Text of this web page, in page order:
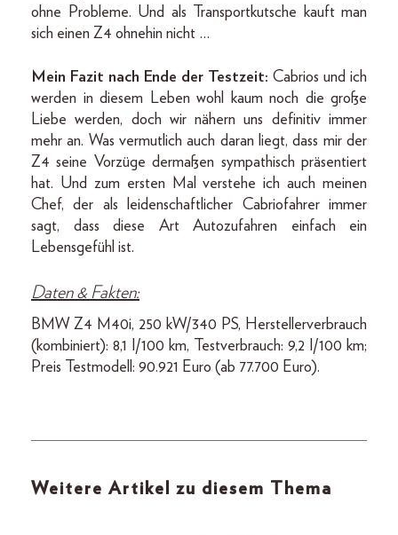
ohne Probleme. Und als Transportkutsche kauft man
sich einen Z4 ohnehin nicht …
Mein Fazit nach Ende der Testzeit: Cabrios und ich
werden in diesem Leben wohl kaum noch die große
Liebe werden, doch wir nähern uns definitiv immer
mehr an. Was vermutlich auch daran liegt, dass mir der
Z4 seine Vorzüge dermaßen sympathisch präsentiert
hat. Und zum ersten Mal verstehe ich auch meinen
Chef, der als leidenschaftlicher Cabriofahrer immer
sagt, dass diese Art Autozufahren einfach ein
Lebensgefühl ist.
Daten & Fakten:
BMW Z4 M40i, 250 kW/340 PS, Herstellerverbrauch
(kombiniert): 8,1 l/100 km, Testverbrauch: 9,2 l/100 km;
Preis Testmodell: 90.921 Euro (ab 77.700 Euro).
Weitere Artikel zu diesem Thema